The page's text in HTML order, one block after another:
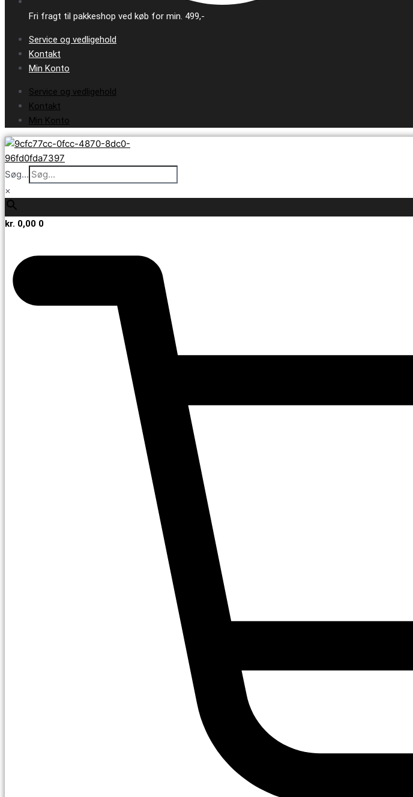
Fri fragt til pakkeshop ved køb for min. 499,-
Service og vedligehold
Kontakt
Min Konto
Service og vedligehold
Kontakt
Min Konto
Søg...
×
kr. 0,00 0